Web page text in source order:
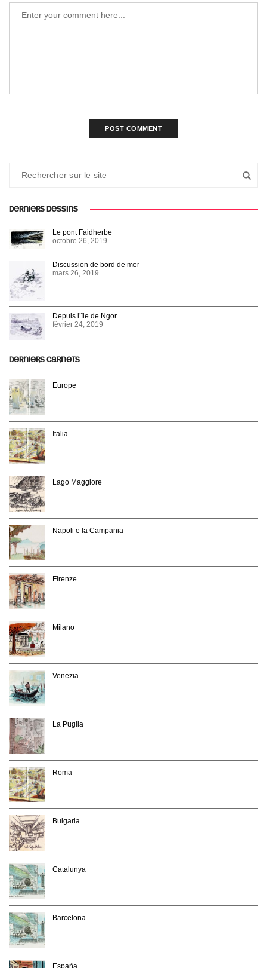
DERNIERS DESSINS
Le pont Faidherbe
octobre 26, 2019
Discussion de bord de mer
mars 26, 2019
Depuis l’île de Ngor
février 24, 2019
DERNIERS CARNETS
Europe
Italia
Lago Maggiore
Napoli e la Campania
Firenze
Milano
Venezia
La Puglia
Roma
Bulgaria
Catalunya
Barcelona
España